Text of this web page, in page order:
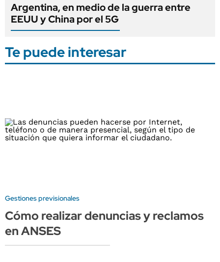
Argentina, en medio de la guerra entre
EEUU y China por el 5G
Te puede interesar
Gestiones previsionales
Cómo realizar denuncias y reclamos
en ANSES